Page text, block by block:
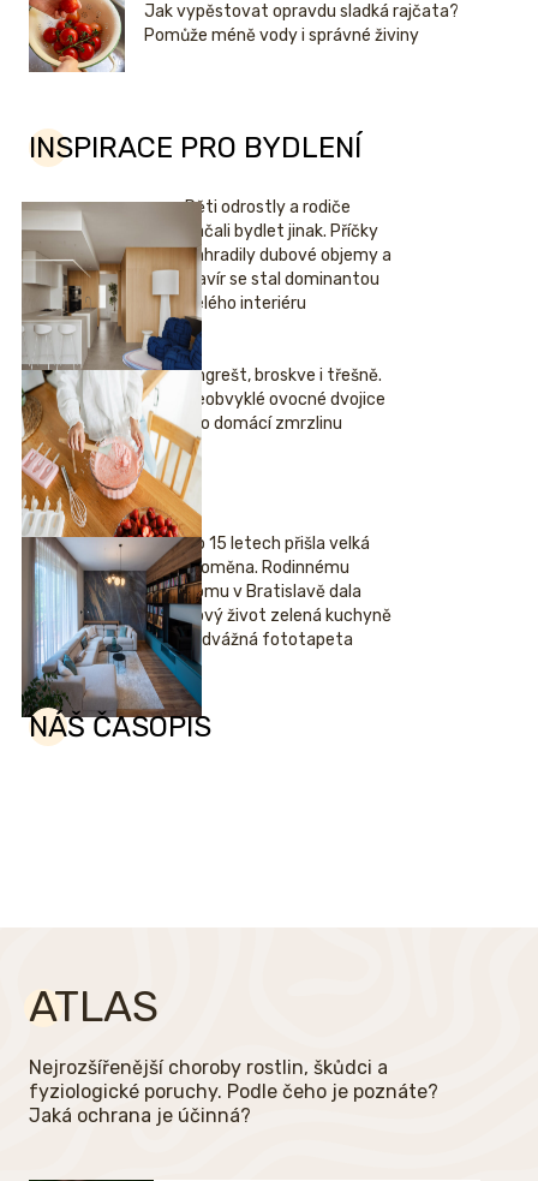
Jak vypěstovat opravdu sladká rajčata?
Pomůže méně vody i správné živiny
INSPIRACE PRO BYDLENÍ
Děti odrostly a rodiče
začali bydlet jinak. Příčky
nahradily dubové objemy a
klavír se stal dominantou
celého interiéru
Angrešt, broskve i třešně.
Neobvyklé ovocné dvojice
pro domácí zmrzlinu
Po 15 letech přišla velká
proměna. Rodinnému
domu v Bratislavě dala
nový život zelená kuchyně
i odvážná fototapeta
NÁŠ ČASOPIS
ATLAS
Nejrozšířenější choroby rostlin, škůdci a
fyziologické poruchy. Podle čeho je poznáte?
Jaká ochrana je účinná?